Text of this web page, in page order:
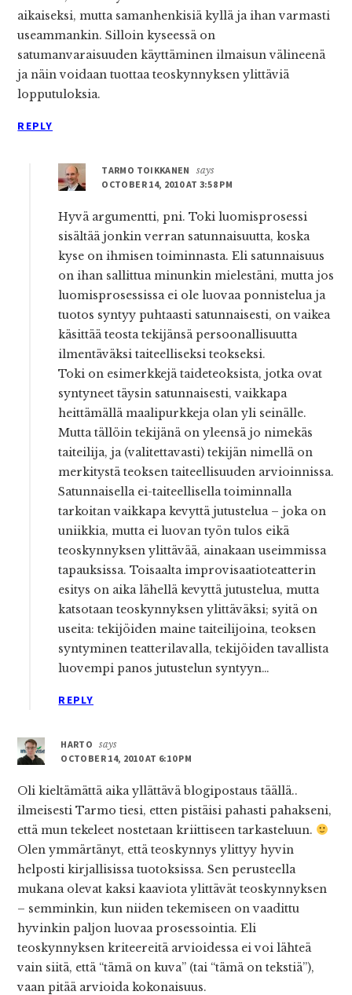
aikaiseksi, mutta samanhenkisiä kyllä ja ihan varmasti
useammankin. Silloin kyseessä on
satumanvaraisuuden käyttäminen ilmaisun välineenä
ja näin voidaan tuottaa teoskynnyksen ylittäviä
lopputuloksia.
REPLY
TARMO TOIKKANEN
says
OCTOBER 14, 2010 AT 3:58 PM
Hyvä argumentti, pni. Toki luomisprosessi
sisältää jonkin verran satunnaisuutta, koska
kyse on ihmisen toiminnasta. Eli satunnaisuus
on ihan sallittua minunkin mielestäni, mutta jos
luomisprosessissa ei ole luovaa ponnistelua ja
tuotos syntyy puhtaasti satunnaisesti, on vaikea
käsittää teosta tekijänsä persoonallisuutta
ilmentäväksi taiteelliseksi teokseksi.
Toki on esimerkkejä taideteoksista, jotka ovat
syntyneet täysin satunnaisesti, vaikkapa
heittämällä maalipurkkeja olan yli seinälle.
Mutta tällöin tekijänä on yleensä jo nimekäs
taiteilija, ja (valitettavasti) tekijän nimellä on
merkitystä teoksen taiteellisuuden arvioinnissa.
Satunnaisella ei-taiteellisella toiminnalla
tarkoitan vaikkapa kevyttä jutustelua – joka on
uniikkia, mutta ei luovan työn tulos eikä
teoskynnyksen ylittävää, ainakaan useimmissa
tapauksissa. Toisaalta improvisaatioteatterin
esitys on aika lähellä kevyttä jutustelua, mutta
katsotaan teoskynnyksen ylittäväksi; syitä on
useita: tekijöiden maine taiteilijoina, teoksen
syntyminen teatterilavalla, tekijöiden tavallista
luovempi panos jutustelun syntyyn…
REPLY
HARTO
says
OCTOBER 14, 2010 AT 6:10 PM
Oli kieltämättä aika yllättävä blogipostaus täällä..
ilmeisesti Tarmo tiesi, etten pistäisi pahasti pahakseni,
että mun tekeleet nostetaan kriittiseen tarkasteluun.
Olen ymmärtänyt, että teoskynnys ylittyy hyvin
helposti kirjallisissa tuotoksissa. Sen perusteella
mukana olevat kaksi kaaviota ylittävät teoskynnyksen
– semminkin, kun niiden tekemiseen on vaadittu
hyvinkin paljon luovaa prosessointia. Eli
teoskynnyksen kriteereitä arvioidessa ei voi lähteä
vain siitä, että “tämä on kuva” (tai “tämä on tekstiä”),
vaan pitää arvioida kokonaisuus.